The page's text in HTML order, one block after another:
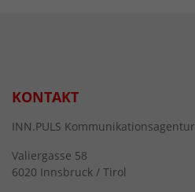
KONTAKT
INN.PULS Kommunikationsagentur
Valiergasse 58
6020 Innsbruck / Tirol